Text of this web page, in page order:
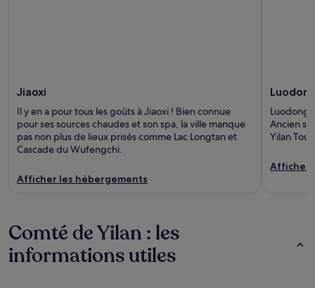
Jiaoxi
Il y en a pour tous les goûts à Jiaoxi ! Bien connue
pour ses sources chaudes et son spa, la ville manque
pas non plus de lieux prisés comme Lac Longtan et
Cascade du Wufengchi.
Afficher les hébergements
Luodong
Ancien
Yilan
Afficher
Comté de Yilan : les
informations utiles